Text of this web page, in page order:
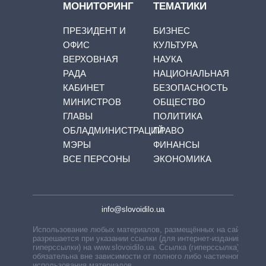
МОНИТОРИНГ
ПРЕЗИДЕНТ И
ОФИС
ВЕРХОВНАЯ
РАДА
КАБИНЕТ
МИНИСТРОВ
ГЛАВЫ
ОБЛАДМИНИСТРАЦИЙ
МЭРЫ
ВСЕ ПЕРСОНЫ
ТЕМАТИКИ
БИЗНЕС
КУЛЬТУРА
НАУКА
НАЦИОНАЛЬНАЯ
БЕЗОПАСНОСТЬ
ОБЩЕСТВО
ПОЛИТИКА
ПРАВО
ФИНАНСЫ
ЭКОНОМИКА
info@slovoidilo.ua
Использование любых материалов, размещённых на сайте,
разрешается при указании ссылки (для интернет-изданий —
гиперссылки) на www.slovoidilo.ua. Ссылка (гиперссылка)
обязательна вне зависимости от полного либо частичного